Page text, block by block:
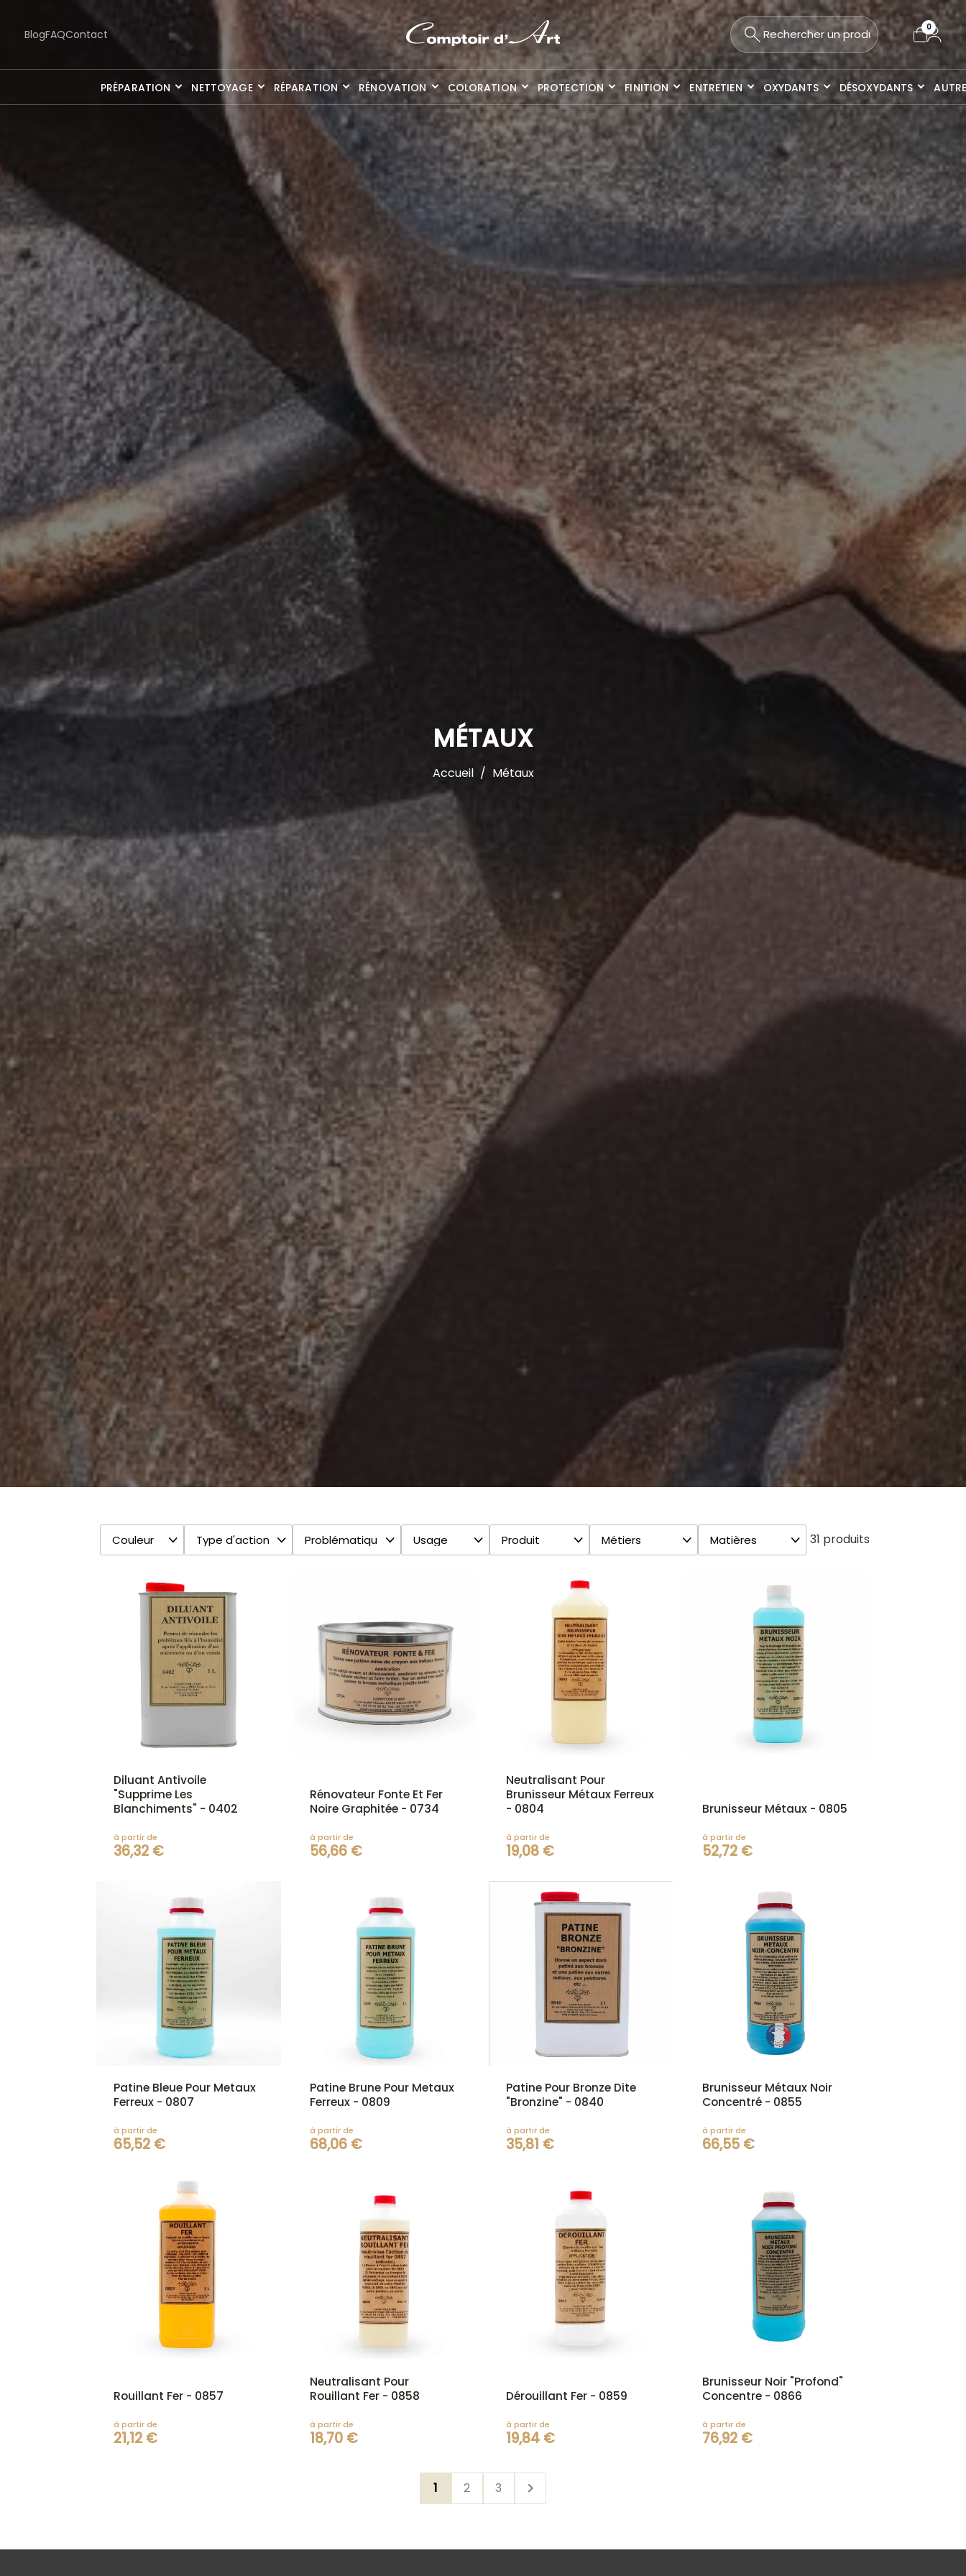
BlogFAQContact
0
PRÉPARATION NETTOYAGE RÉPARATION RÉNOVATION COLORATION PROTECTION FINITION ENTRETIEN OXYDANTS DÉSOXYDANTS
MÉTAUX
Accueil Métaux
31 produits
Diluant Antivoile
"Supprime Les
Blanchiments" - 0402
à partir de
36,32 €
Rénovateur Fonte Et Fer
Noire Graphitée - 0734
à partir de
56,66 €
Neutralisant Pour
Brunisseur Métaux Ferreux
- 0804
à partir de
19,08 €
Brunisseur Métaux - 0805
à partir de
52,72 €
Patine Bleue Pour Metaux
Ferreux - 0807
à partir de
65,52 €
Patine Brune Pour Metaux
Ferreux - 0809
à partir de
68,06 €
Patine Pour Bronze Dite
"Bronzine" - 0840
à partir de
35,81 €
Brunisseur Métaux Noir
Concentré - 0855
à partir de
66,55 €
Rouillant Fer - 0857
à partir de
21,12 €
Neutralisant Pour
Rouillant Fer - 0858
à partir de
18,70 €
Dérouillant Fer - 0859
à partir de
19,84 €
Brunisseur Noir "Profond"
Concentre - 0866
à partir de
76,92 €
1 2 3 